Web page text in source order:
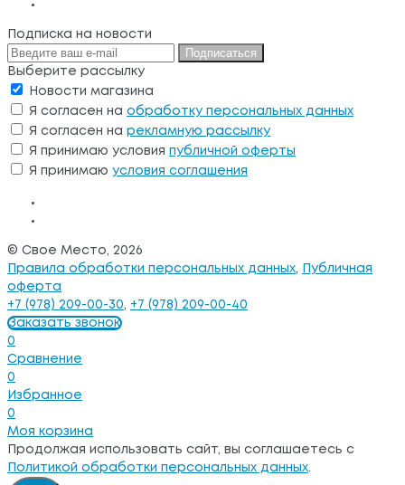
Подписка на новости
Подписаться
Выберите рассылку
Новости магазина
Я согласен на обработку персональных данных
Я согласен на рекламную рассылку
Я принимаю условия публичной оферты
Я принимаю условия соглашения
© Свое Место, 2026
Правила обработки персональных данных,
Публичная
оферта
+7 (978) 209-00-30, +7 (978) 209-00-40
Заказать звонок
0
Сравнение
0
Избранное
0
Моя корзина
Продолжая использовать сайт, вы соглашаетесь с
Политикой обработки персональных данных.